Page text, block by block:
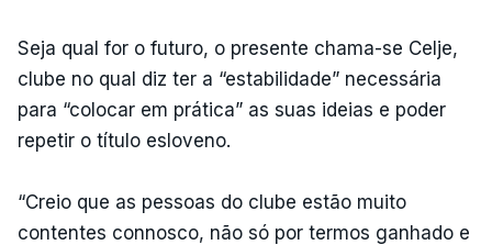
Seja qual for o futuro, o presente chama-se Celje,
clube no qual diz ter a “estabilidade” necessária
para “colocar em prática” as suas ideias e poder
repetir o título esloveno.
“Creio que as pessoas do clube estão muito
contentes connosco, não só por termos ganhado e